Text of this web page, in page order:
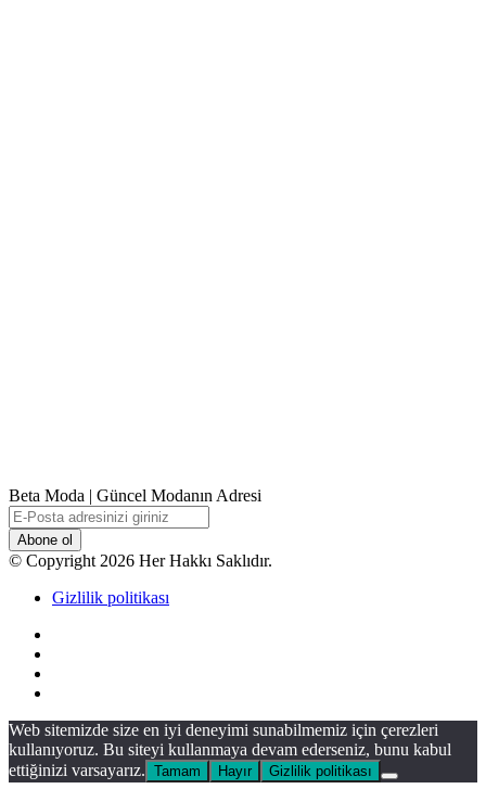
Beta Moda | Güncel Modanın Adresi
E-
Posta
adresinizi
giriniz
© Copyright 2026 Her Hakkı Saklıdır.
Gizlilik politikası
Facebook
X
WhatsApp
Telegram
Viber
Başa
dön
tuşu
Web sitemizde size en iyi deneyimi sunabilmemiz için çerezleri
kullanıyoruz. Bu siteyi kullanmaya devam ederseniz, bunu kabul
ettiğinizi varsayarız. Tamam Hayır Gizlilik politikası